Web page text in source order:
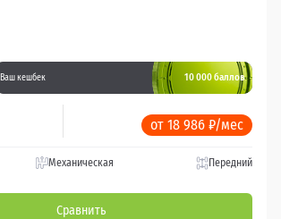
Ваш кешбек 10 000 баллов
от 18 986 ₽/мес
Механическая Передний
Сравнить